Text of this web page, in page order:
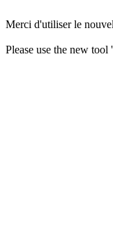
Merci d'utiliser le
Please use the new